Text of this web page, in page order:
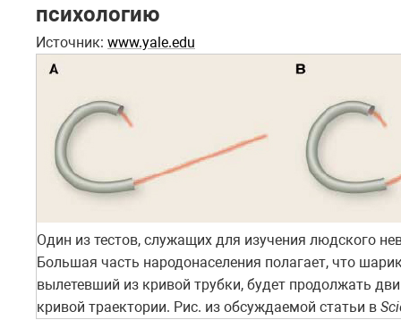
психологию
Источник: www.yale.edu
Один из тестов, служащих для изучения людского
Большая часть народонаселения полагает, что
вылетевший из кривой трубки, будет продолжать
кривой траектории. Рис. из обсуждаемой статьи в